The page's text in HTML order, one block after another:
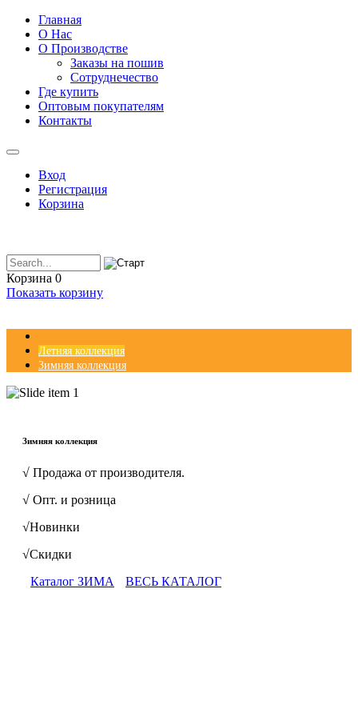
Главная
О Нас
О Производстве
Заказы на пошив
Сотруднечество
Где купить
Оптовым покупателям
Контакты
Вход
Регистрация
Корзина
Корзина 0
Показать корзину
Летняя коллекция
Зимняя коллекция
© FreeJoomla! 3 Modules
Зимняя коллекция
√ Продажа от производителя.
√ Опт. и розница
√Новинки
√Скидки
Каталог ЗИМА
ВЕСЬ КАТАЛОГ